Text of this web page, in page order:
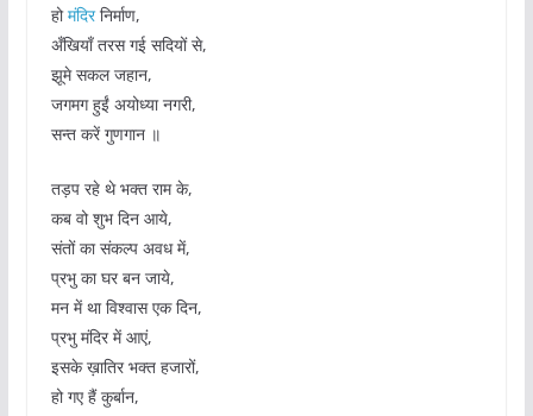
होमंदिरनिर्माण,
अँखियाँ तरस गई सदियों से,
झूमे सकल जहान,
जगमग हुईं अयोध्या नगरी,
सन्त करें गुणगान ॥
तड़प रहे थे भक्त राम के,
कब वो शुभ दिन आये,
संतों का संकल्प अवध में,
प्रभु का घर बन जाये,
मन में था विश्वास एक दिन,
प्रभु मंदिर में आएं,
इसके ख़ातिर भक्त हजारों,
हो गए हैं कुर्बान,